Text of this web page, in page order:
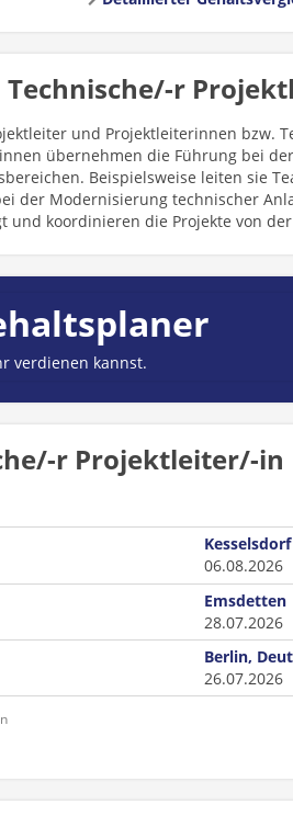
Technische/-r
und Projektleiterinnen bzw.
übernehmen die Führung bei
Beispielsweise leiten sie
der Modernisierung technischer
und koordinieren die Projekte von
verdienen kannst.
r Projektleiter/-in
06.08.2026
Emsdetten
28.07.2026
Berlin,
26.07.2026